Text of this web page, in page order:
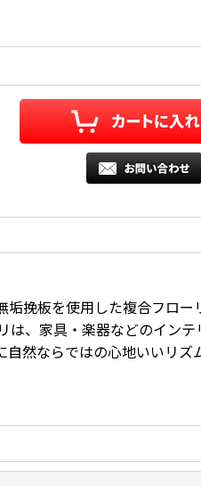
垢挽板を使用した複合フロー
は、家具・楽器などのイン
然ならではの心地いいリ